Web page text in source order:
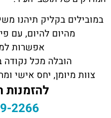
במובילים בקליק תיהנו
מהיום להיום, עם
אפשרות
הובלה מכל נקודה
צוות מיומן, יחס אישי
להזמנות
2266